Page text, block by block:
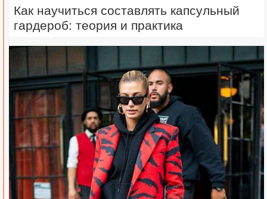
Как научиться составлять капсульный
гардероб: теория и практика